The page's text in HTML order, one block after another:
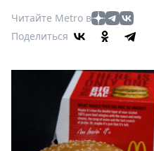
Кино
Афиша
Выставки
Пресс-
релизы
О
Читайте Metro в
Поделиться